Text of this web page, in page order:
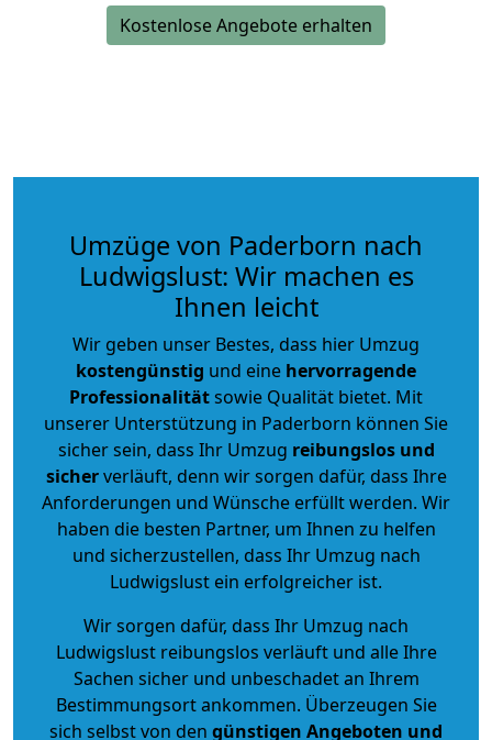
Kostenlose Angebote erhalten
Umzüge von Paderborn nach
Ludwigslust: Wir machen es
Ihnen leicht
Wir geben unser Bestes, dass hier Umzug
kostengünstig und eine hervorragende
Professionalitätsowie Qualität bietet. Mit
unserer Unterstützung in Paderborn können Sie
sicher sein, dass Ihr Umzug reibungslos und
sicherverläuft, denn wir sorgen dafür, dass Ihre
Anforderungen und Wünsche erfüllt werden. Wir
haben die besten Partner, um Ihnen zu helfen
und sicherzustellen, dass Ihr Umzug nach
Ludwigslust ein erfolgreicher ist.
Wir sorgen dafür, dass Ihr Umzug nach
Ludwigslust reibungslos verläuft und alle Ihre
Sachen sicher und unbeschadet an Ihrem
Bestimmungsort ankommen. Überzeugen Sie
sich selbst von den günstigen Angeboten und